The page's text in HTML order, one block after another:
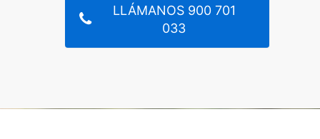
LLÁMANOS 900 701
033